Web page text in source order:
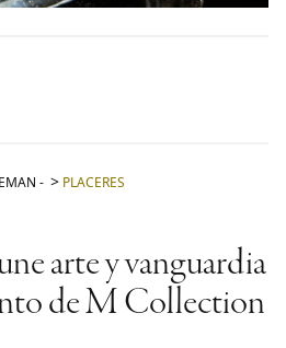
- PLACERES
arte y vanguardia
de M Collection